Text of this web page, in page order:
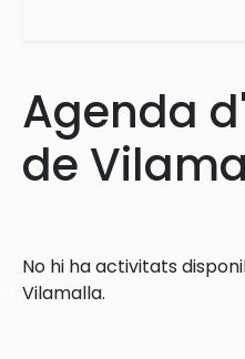
Agenda
de
No hi ha activitats
Vilamalla.